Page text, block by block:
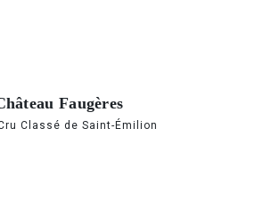
Faugères
Classé de Saint-Émilion